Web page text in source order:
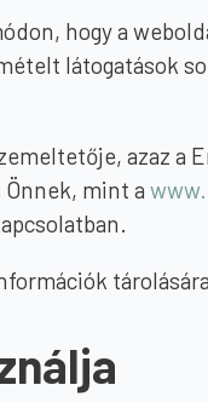
hogy a
látogatások
azaz a
Önnek, mint a